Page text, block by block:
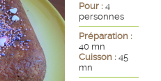
Pour : 4
personnes
Préparation :
40 mn
Cuisson : 45
mn